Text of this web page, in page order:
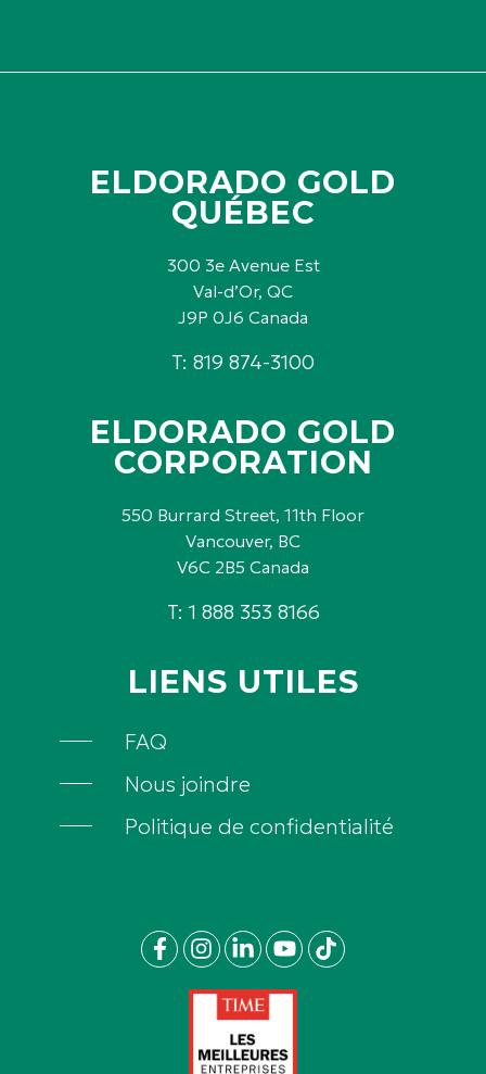
ELDORADO GOLD
QUÉBEC
300 3e Avenue Est
Val-d’Or, QC
J9P 0J6 Canada
T: 819 874-3100
ELDORADO GOLD
CORPORATION
550 Burrard Street, 11th Floor
Vancouver, BC
V6C 2B5 Canada
T: 1 888 353 8166
LIENS UTILES
FAQ
Nous joindre
Politique de confidentialité